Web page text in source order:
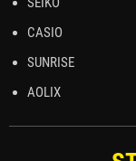
CASIO
SUNRISE
AOLIX